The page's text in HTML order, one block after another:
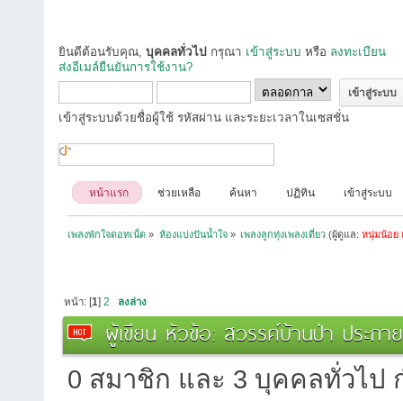
ยินดีต้อนรับคุณ, บุคคลทั่วไป กรุณา เข้าสู่ระบบ หรือ ลงทะเบียน
ส่งอีเมล์ยืนยันการใช้งาน?
เข้าสู่ระบบด้วยชื่อผู้ใช้ รหัสผ่าน และระยะเวลาในเซสชั่น
หน้าแรก ช่วยเหลือ ค้นหา ปฏิทิน เข้าสู่ระบบ
เพลงพักใจดอทเน็ต » ห้องแบ่งปันน้ำใจ» เพลงลูกทุ่งเพลงเดี่ยว (ผู้ดูแล:หนุ่มน้อย
หน้า: [1]2 ลงล่าง
ผู้เขียน หัวข้อ: สวรรค์บ้านป่า ประก
0 สมาชิก และ 3 บุคคลทั่วไป